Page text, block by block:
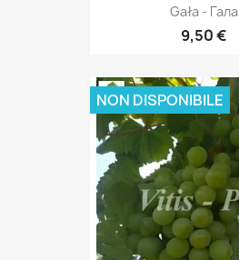
Gała - Галa
9,50 €
NON DISPONIBILE